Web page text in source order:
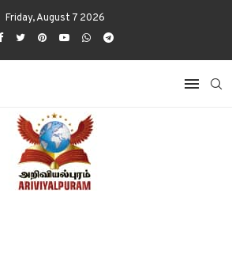
Friday, August 7 2026